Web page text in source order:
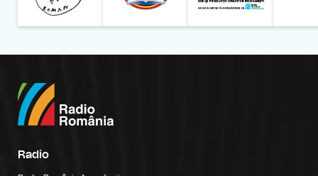
Radio